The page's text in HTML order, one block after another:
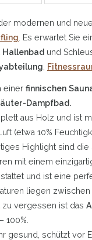
modernen und
. Es erwartet Sie
Hallenbad und
einer finnischen
Dampfbad.
aus Holz und ist
(etwa 10%
Highlight sind
mit einem
und ist eine
liegen zwischen
zu vergessen ist das
100%.
gesund, schützt vor